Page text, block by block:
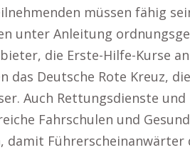
müssen fähig
unter Anleitung
die Erste-Hilfe-Kurse
das Deutsche Rote Kreuz,
Auch Rettungsdienste
Fahrschulen und
damit